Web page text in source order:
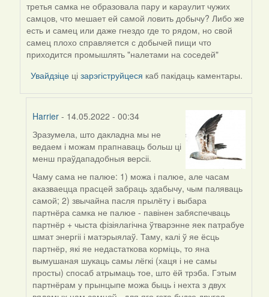
to
by
Harrier
третья самка не образовала пару и караулит чужих
самцов, что мешает ей самой ловить добычу? Либо же
есть и самец или даже гнездо где то рядом, но свой
самец плохо справляется с добычей пищи что
приходится промышлять "налетами на соседей"
Увайдзіце цізарэгіструйцеся каб пакідаць каментары.
Harrier- 14.05.2022 - 00:34
In
reply
to
by
ZNR
Зразумела, што дакладна мы не
ведаем і можам прапнаваць больш ці
менш праўдападобныя версіі.
Чаму сама не палюе: 1) можа і палюе, але часам
аказваецца прасцей забраць здабычу, чым паляваць
самой; 2) звычайна пасля прылёту і выбара
партнёра самка не палюе - павінен забяспечваць
партнёр + чыста фізіялагічна ўтварэнне яек патрабуе
шмат энергіі і матэрыялаў. Таму, калі ў яе ёсць
партнёр, які яе недастаткова корміць, то яна
вымушаная шукаць самы лёгкі (хаця і не самы
просты) спосаб атрымаць тое, што ёй трэба. Гэтым
партнёрам у прынцыпе можа быць і нехта з двух